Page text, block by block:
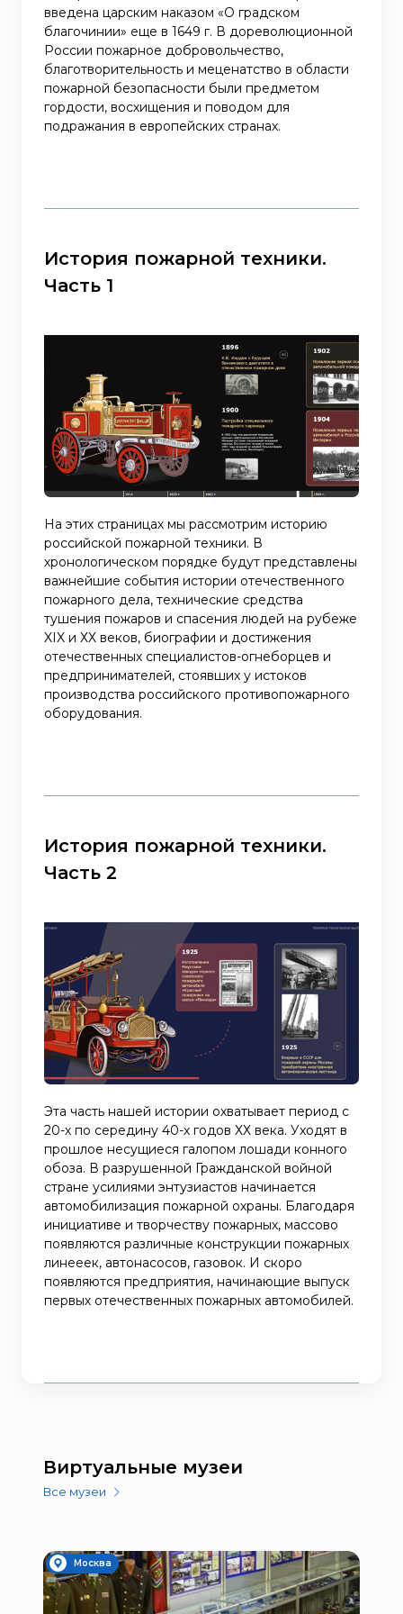
введена царским наказом «О градском
благочинии» еще в 1649 г. В дореволюционной
России пожарное добровольчество,
благотворительность и меценатство в области
пожарной безопасности были предметом
гордости, восхищения и поводом для
подражания в европейских странах.
История пожарной техники.
Часть 1
На этих страницах мы рассмотрим историю
российской пожарной техники. В
хронологическом порядке будут представлены
важнейшие события истории отечественного
пожарного дела, технические средства
тушения пожаров и спасения людей на рубеже
XIX и ХХ веков, биографии и достижения
отечественных специалистов-огнеборцев и
предпринимателей, стоявших у истоков
производства российского противопожарного
оборудования.
История пожарной техники.
Часть 2
Эта часть нашей истории охватывает период с
20-х по середину 40-х годов ХХ века. Уходят в
прошлое несущиеся галопом лошади конного
обоза. В разрушенной Гражданской войной
стране усилиями энтузиастов начинается
автомобилизация пожарной охраны. Благодаря
инициативе и творчеству пожарных, массово
появляются различные конструкции пожарных
линееек, автонасосов, газовок. И скоро
появляются предприятия, начинающие выпуск
первых отечественных пожарных автомобилей.
Виртуальные музеи
Все музеи
Москва